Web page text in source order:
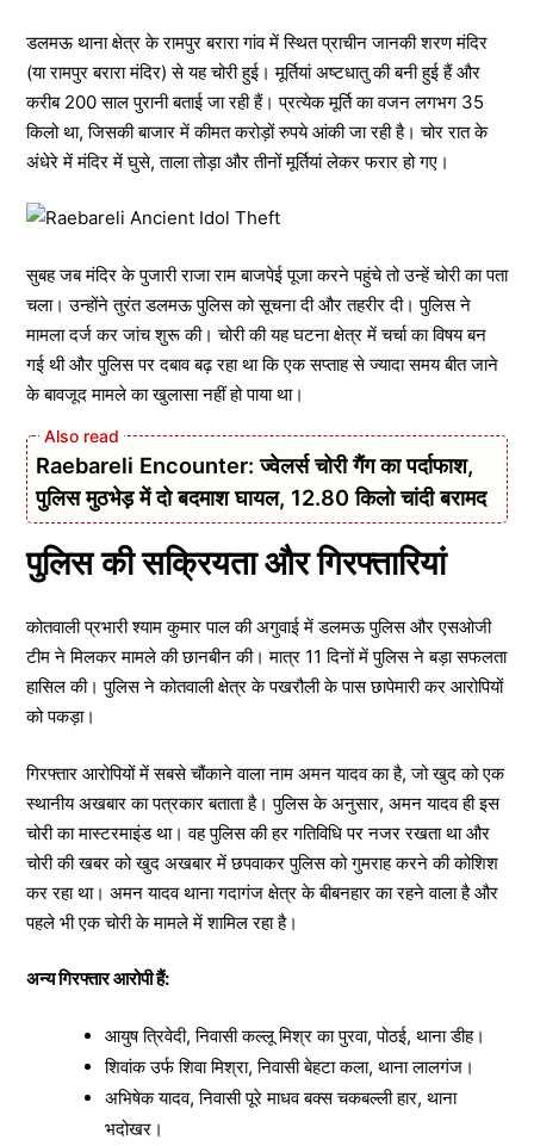
डलमऊ थाना क्षेत्र के रामपुर बरारा गांव में स्थित प्राचीन जानकी शरण मंदिर
(या रामपुर बरारा मंदिर) से यह चोरी हुई। मूर्तियां अष्टधातु की बनी हुई हैं और
करीब 200 साल पुरानी बताई जा रही हैं। प्रत्येक मूर्ति का वजन लगभग 35
किलो था, जिसकी बाजार में कीमत करोड़ों रुपये आंकी जा रही है। चोर रात के
अंधेरे में मंदिर में घुसे, ताला तोड़ा और तीनों मूर्तियां लेकर फरार हो गए।
सुबह जब मंदिर के पुजारी राजा राम बाजपेई पूजा करने पहुंचे तो उन्हें चोरी का पता
चला। उन्होंने तुरंत डलमऊ पुलिस को सूचना दी और तहरीर दी। पुलिस ने
मामला दर्ज कर जांच शुरू की। चोरी की यह घटना क्षेत्र में चर्चा का विषय बन
गई थी और पुलिस पर दबाव बढ़ रहा था कि एक सप्ताह से ज्यादा समय बीत जाने
के बावजूद मामले का खुलासा नहीं हो पाया था।
Raebareli Encounter: ज्वेलर्स चोरी गैंग का पर्दाफाश,
पुलिस मुठभेड़ में दो बदमाश घायल, 12.80 किलो चांदी बरामद
पुलिस की सक्रियता और गिरफ्तारियां
कोतवाली प्रभारी श्याम कुमार पाल की अगुवाई में डलमऊ पुलिस और एसओजी
टीम ने मिलकर मामले की छानबीन की। मात्र 11 दिनों में पुलिस ने बड़ा सफलता
हासिल की। पुलिस ने कोतवाली क्षेत्र के पखरौली के पास छापेमारी कर आरोपियों
को पकड़ा।
गिरफ्तार आरोपियों में सबसे चौंकाने वाला नाम अमन यादव का है, जो खुद को एक
स्थानीय अखबार का पत्रकार बताता है। पुलिस के अनुसार, अमन यादव ही इस
चोरी का मास्टरमाइंड था। वह पुलिस की हर गतिविधि पर नजर रखता था और
चोरी की खबर को खुद अखबार में छपवाकर पुलिस को गुमराह करने की कोशिश
कर रहा था। अमन यादव थाना गदागंज क्षेत्र के बीबनहार का रहने वाला है और
पहले भी एक चोरी के मामले में शामिल रहा है।
अन्य गिरफ्तार आरोपी हैं:
आयुष त्रिवेदी, निवासी कल्लू मिश्र का पुरवा, पोठई, थाना डीह।
शिवांक उर्फ शिवा मिश्रा, निवासी बेहटा कला, थाना लालगंज।
अभिषेक यादव, निवासी पूरे माधव बक्स चकबल्ली हार, थाना
भदोखर।